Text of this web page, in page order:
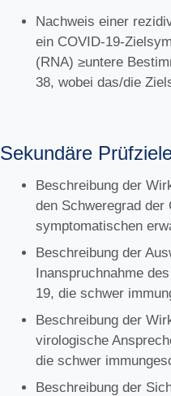
Nachweis einer
ein COVID-19-
(RNA) ≥untere
38, wobei das/die
Sekundäre
Beschreibung der
den Schweregrad der
symptomatischen
Beschreibung der
Inanspruchnahme
19, die schwer
Beschreibung der
virologische
die schwer
Beschreibung der